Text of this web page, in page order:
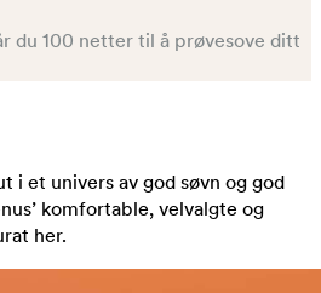
du 100 netter til å prøvesove ditt
i et univers av god søvn og god
komfortable, velvalgte og
her.